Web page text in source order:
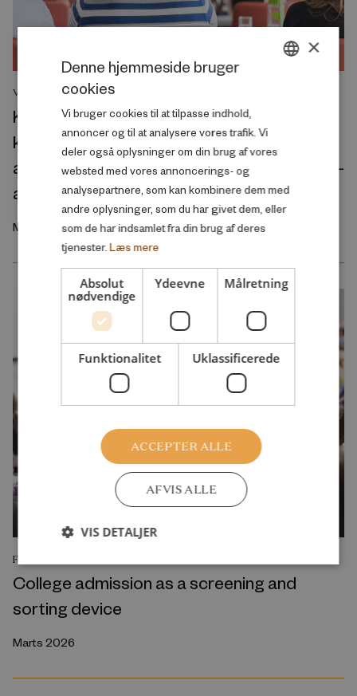
VIDENSOVERBLIK
Kvote 1- og kvote 2-studerende på vippen
klarer sig lige så godt på studiet – men et
afslag har større konsekvenser for kvote 2-
ansøgere
Marts 2026
FORSKNINGSRAPPORT
College admission as a screening and
sorting device
Marts 2026
×
Denne hjemmeside bruger
cookies
Vi bruger cookies til at tilpasse indhold,
annoncer og til at analysere vores trafik. Vi
deler også oplysninger om din brug af vores
websted med vores annoncerings- og
analysepartnere, som kan kombinere dem med
andre oplysninger, som du har givet dem, eller
som de har indsamlet fra din brug af deres
tjenester. Læs mere
Absolut
nødvendige
Ydeevne Målretning
Funktionalitet Uklassificerede
ACCEPTER ALLE
AFVIS ALLE
VIS DETALJER